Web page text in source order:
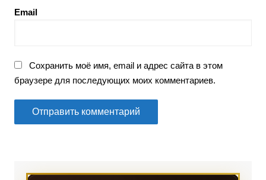
Email
Сохранить моё имя, email и адрес сайта в этом
браузере для последующих моих комментариев.